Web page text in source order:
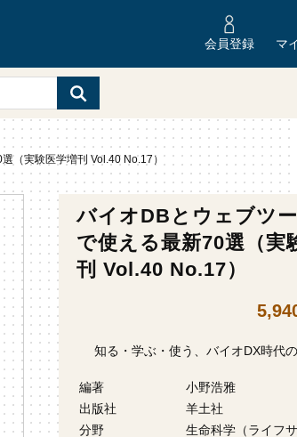
会員登録 マ
（実験医学増刊 Vol.40 No.17）
バイオDBとウェブツ
で使える最新70選（実
刊 Vol.40 No.17）
知る・学ぶ・使う、バイオDX時代
編著
小野浩雅
出版社
羊土社
分野
生命科学（ライフサ